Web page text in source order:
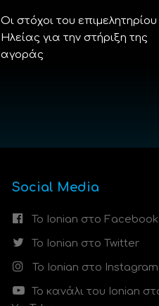
Οι στόχοι του επιμελητηρίου
Ηλείας για την στήριξη της
αγοράς
Social Media
Το Ionian στο Facebook
Το Ionian στο Twitter
Το Ionian στο Instagram
Το κανάλι του Ionian